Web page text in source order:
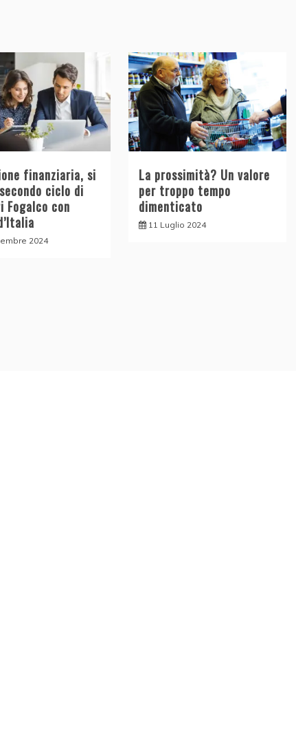
finanziaria, si
ciclo di
Fogalco con
2024
La prossimità? Un valore
per troppo tempo
dimenticato
11 Luglio 2024